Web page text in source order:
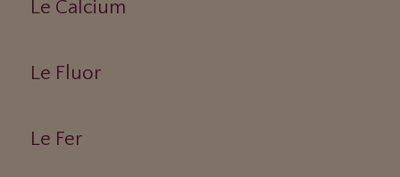
Le Calcium
Le Fluor
Le Fer